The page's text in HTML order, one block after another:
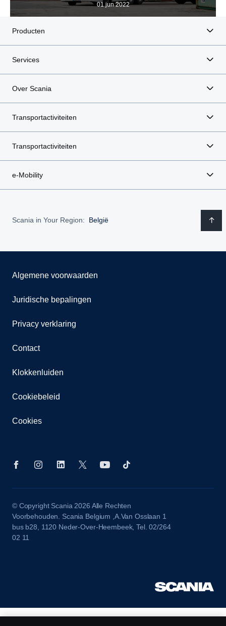
01 jun 2022
Producten
Services
Over Scania
Transportactiviteiten
Transportactiviteiten
e-Mobility
Scania in Your Region: België
Algemene voorwaarden
Juridische bepalingen
Privacy verklaring
Contact
Klokkenluiden
Cookiebeleid
Cookies
© Copyright Scania 2026 Alle Rechten
Voorbehouden. Scania Belgium ,A.Van Osslaan 1
bus b28, 1120 Neder-Over-Heembeek, Tel. 02/264
02 11